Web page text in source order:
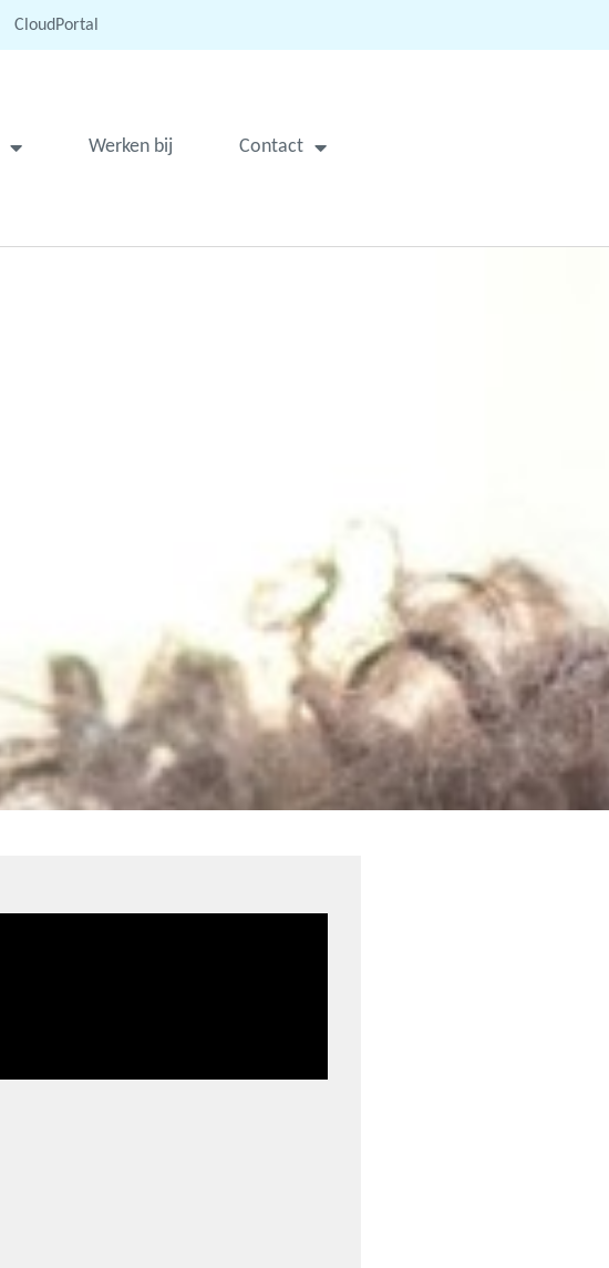
CloudPortal
Werken bij Contact